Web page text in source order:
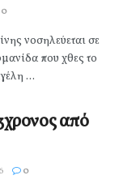
0
νοσηλεύεται σε
που χθες το
...
από
0